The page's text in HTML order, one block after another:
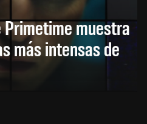
muestra
más intensas de